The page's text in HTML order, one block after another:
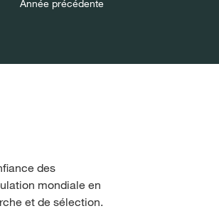
Année précédente
des
mondiale en
et de sélection.